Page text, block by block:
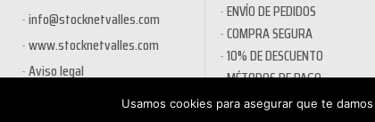
info@stocknetvalles.com
www.stocknetvalles.com
Aviso legal
ENVÍO DE PEDIDOS
COMPRA SEGURA
10% DE DESCUENTO
MÉTODOS DE PAGO
PRODUCTOS EN OFERTA
Usamos cookies para asegurar que te